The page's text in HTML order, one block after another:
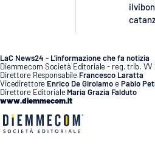
Cosenzachannel.it
Ilvibonese.it
Catanzarochannel.it
LaC News24 - L’informazione che fa notizia
Diemmecom Società Editoriale - reg. trib. VV
Direttore Responsabile Francesco Laratta
Vicedirettore Enrico De GirolamoePablo
Direttore Editoriale Maria Grazia Falduto
www.diemmecom.it